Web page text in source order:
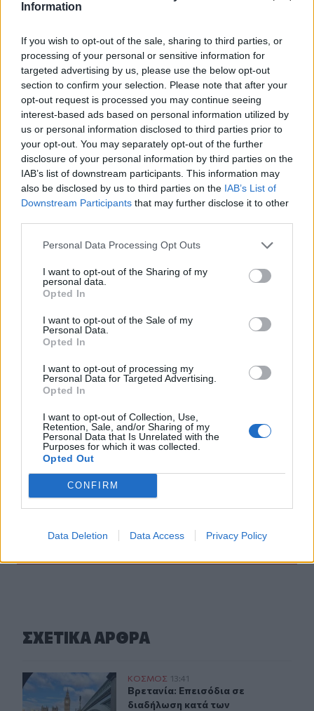
Information
If you wish to opt-out of the sale, sharing to third parties, or
processing of your personal or sensitive information for
targeted advertising by us, please use the below opt-out
section to confirm your selection. Please note that after your
opt-out request is processed you may continue seeing
interest-based ads based on personal information utilized by
us or personal information disclosed to third parties prior to
your opt-out. You may separately opt-out of the further
disclosure of your personal information by third parties on the
IAB’s list of downstream participants. This information may
also be disclosed by us to third parties on the IAB’s List of
Downstream Participants that may further disclose it to other
Personal Data Processing Opt Outs
I want to opt-out of the Sharing of my
personal data.
Opted In
I want to opt-out of the Sale of my
Personal Data.
Opted In
I want to opt-out of processing my
Personal Data for Targeted Advertising.
Opted In
I want to opt-out of Collection, Use,
Retention, Sale, and/or Sharing of my
Personal Data that Is Unrelated with the
Purposes for which it was collected.
Opted Out
CONFIRM
Data Deletion Data Access Privacy Policy
Βλάβη σε ταχύπλοο από Σαντορίνη προς Ηράκλειο - Στο
12:42
Στο 3,4% υποχώρησε ο πληθωρισμός τον Ιούλιο
12:39
Xειροπέδες σε 16χρονο στη Φλωρεντία για την
κατηγορία προπαγανδιστικής δράσης με τρομοκρατικό
κίνητρο
12:34
Από τον αργαλειό στο εφτάζυμο: Η Κασταμονίτσα
ζωντανεύει μνήμες και γεύσεις άλλων εποχών
Συνελήφθη στη Γερμανία 31χρονος καταζητούμενος για
"ευχαριστώ" στους ιδιώτες που συνέδραμαν στην
πυρκαγιά του Αγίου Βασιλείου
Και επίσημα το Ειδικό Χωροταξικό Πλαίσιο για τον
Τουρισμό
12:17
Του έκλεψαν την αγελάδα και ξέσπασε στα κοινωνικά
δίκτυα
ΣΧΕΤΙΚA AΡΘΡΑ
Βρετανία: Επεισόδια σε διαδήλωση κατά των
ΚΟΣΜΟΣ 13:41
Βρετανία: Επεισόδια σε
Βρετανία: Επεισόδια σε
διαδήλωση κατά των